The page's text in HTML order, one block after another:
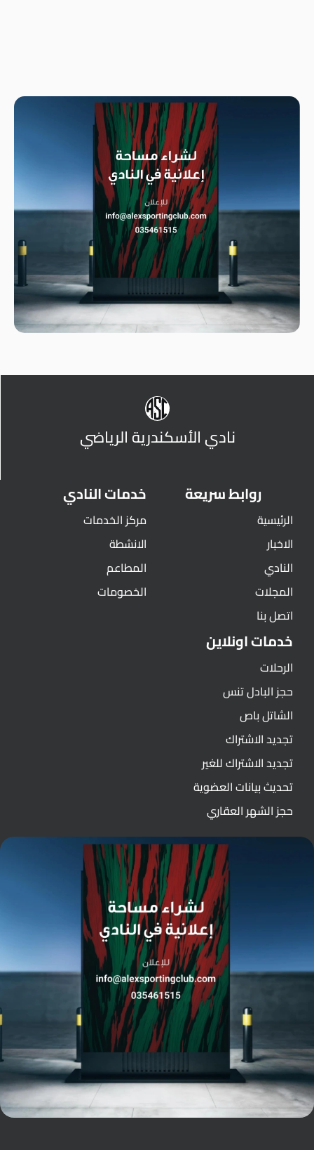
نادي الأسكندرية الرياضي
روابط سريعة
الرئيسية
الاخبار
النادي
المجلات
اتصل بنا
خدمات النادي
مركز الخدمات
الانشطة
المطاعم
الخصومات
خدمات اونلاين
الرحلات
حجز البادل تنس
الشاتل باص
تجديد الاشتراك
تجديد الاشتراك للغير
تحديث بيانات العضوية
حجز الشهر العقاري